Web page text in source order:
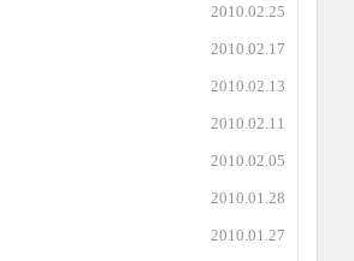
2010.02.25
2010.02.17
2010.02.13
2010.02.11
2010.02.05
2010.01.28
2010.01.27